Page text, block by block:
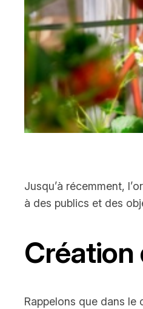
Jusqu’à récemment,
à des publics et des
Création
Rappelons que dans le